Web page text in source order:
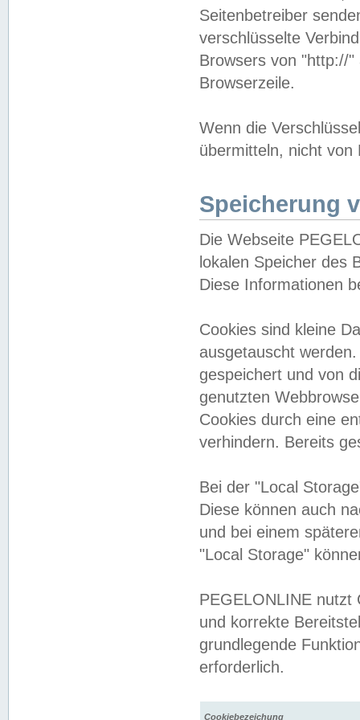
Seitenbetreiber
verschlüsselte
Browsers von "http://
Browserzeile.
Wenn die
übermitteln, nicht von
Speicherung
Die Webseite
lokalen Speicher des
Diese Informationen
Cookies sind kleine
ausgetauscht
gespeichert und von
genutzten
Cookies durch eine
verhindern. Bereits
Bei der "Local
Diese können auch
und bei einem
"Local Storage"
PEGELONLINE nutzt
und korrekte
grundlegende
erforderlich.
Cookiebezeichung